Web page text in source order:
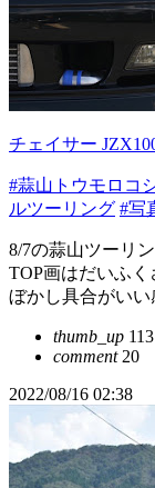
チェイサー
#蒜山トウモロコ
ルツーリング #写
8/7の蒜山ツーリ
TOP画はだいふ
ぼかし具合がいい
thumb_up 113
comment20
2022/08/16 02:38